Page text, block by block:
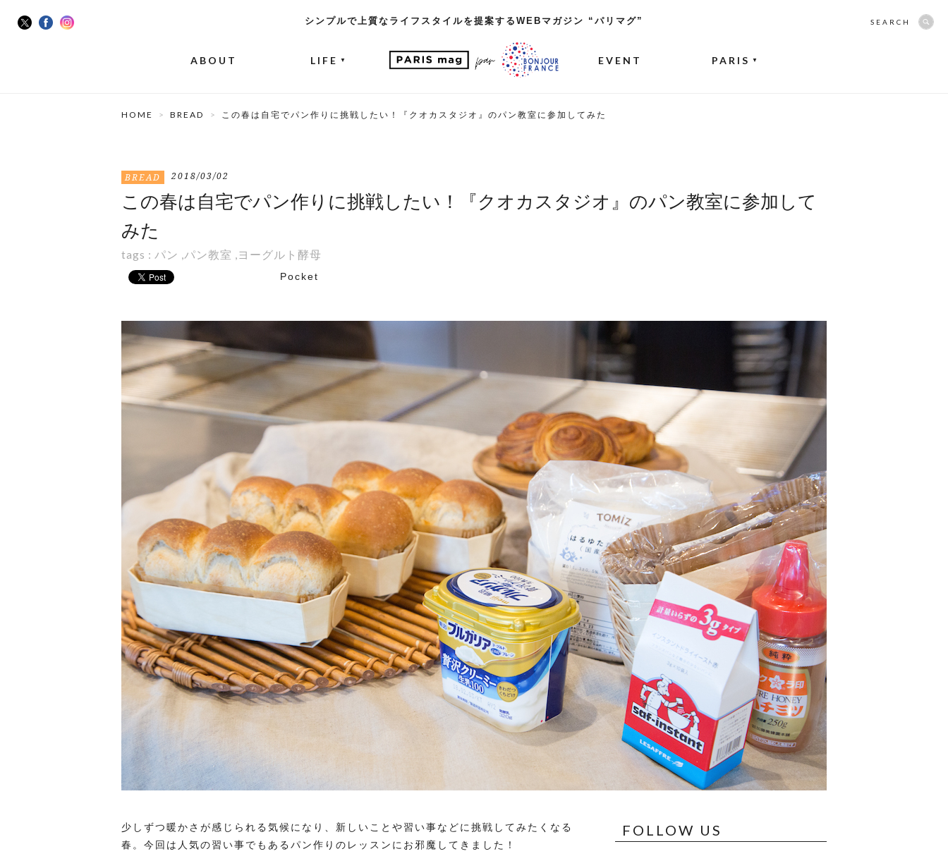
シンプルで上質なライフスタイルを提案するWEBマガジン “パリマグ”
ABOUT LIFE ▼ EVENT PARIS ▼
SEARCH
HOME BREAD この春は自宅でパン作りに挑戦したい！『クオカスタジオ』のパン教室に参加してみた
BREAD 2018/03/02
この春は自宅でパン作りに挑戦したい！『クオカスタジオ』のパン教室に参加して
みた
tags : パン ,パン教室 ,ヨーグルト酵母
Pocket
少しずつ暖かさが感じられる気候になり、新しいことや習い事などに挑戦してみたくなる
春。今回は人気の習い事でもあるパン作りのレッスンにお邪魔してきました！
FOLLOW US